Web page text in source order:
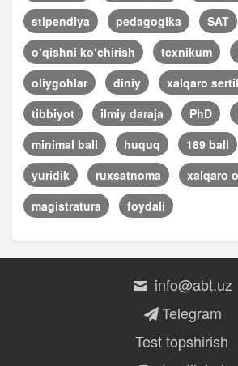
stipendiya
pedagogika
SAT
o‘qishni ko‘chirish
texnikum
oliygohlar
diniy xalqaro
tibbiyot
ilmiy daraja PhD
minimal ball
huquq 189 ball
yuridik
ruxsatnoma
xalqaro
magistratura
foydali
info@abt.uz
Telegram
Test topshirish